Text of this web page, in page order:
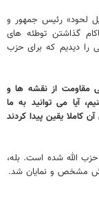
لحود» رئیس جمهور و
گذاشتن توطئه های
را دیدیم که برای حزب
مقاومت از نقشه ها و
آیا می توانید به ما
کاملا یقین پیدا کردند
الله شده است. بله،
پیش مشخص و نمایان شد.